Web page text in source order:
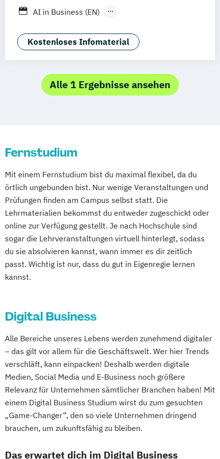
AI in Business (EN)
Agrarmanagement
Angewandte Germanistik
Angewandte Psychologie (DE/EN)
Angewandte Psychologie und Beratung
Bauingenieurwesen
Betriebswirt/in im
Gesundheitsmanagement
Betriebswirt/in im Pflegemanagement
Betriebswirtschaftslehre
Betriebswirtschaftslehre und Customer
Experience Management
Betriebswirtschaftslehre und Führung
Management
Business Intelligence
Business Intelligence (DE/EN)
Cloud Computing
Coaching und Supervision
Computer Science (DE/EN)
Controlling
Customer Centricity
Cyber Security (DE/EN)
DevOps und Cloud Computing (DE/EN)
Kostenloses Infomaterial
Alle 1 Ergebnisse ansehen
Fernstudium
Mit einem Fernstudium bist du maximal flexibel, da du
örtlich ungebunden bist. Nur wenige Veranstaltungen und
Prüfungen finden am Campus selbst statt. Die
Lehrmaterialien bekommst du entweder zugeschickt oder
online zur Verfügung gestellt. Je nach Hochschule sind
sogar die Lehrveranstaltungen virtuell hinterlegt, sodass
du sie absolvieren kannst, wann immer es dir zeitlich
passt. Wichtig ist nur, dass du gut in Eigenregie lernen
kannst.
Digital Business
Alle Bereiche unseres Lebens werden zunehmend digitaler
– das gilt vor allem für die Geschäftswelt. Wer hier Trends
verschläft, kann einpacken! Deshalb werden digitale
Medien, Social Media und E-Business noch größere
Relevanz für Unternehmen sämtlicher Branchen haben! Mit
einem Digital Business Studium wirst du zum gesuchten
„Game-Changer“, den so viele Unternehmen dringend
brauchen, um zukunftsfähig zu bleiben.
Das erwartet dich im Digital Business